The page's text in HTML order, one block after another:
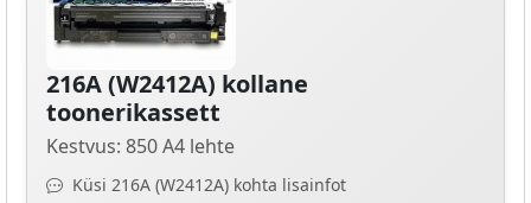
216A (W2412A) kollane
toonerikassett
Kestvus: 850 A4 lehte
Küsi 216A (W2412A) kohta lisainfot